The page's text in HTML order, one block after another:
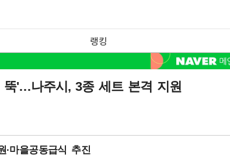
랭킹
뚝'…나주시, 3종 세트 본격 지원
·마을공동급식 추진